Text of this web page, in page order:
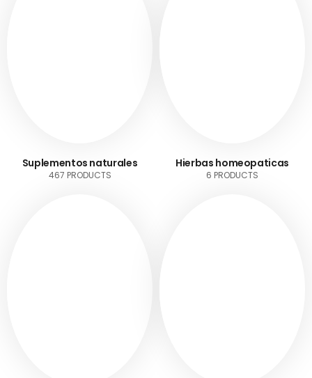
Suplementos naturales
467 PRODUCTS
Hierbas homeopaticas
6 PRODUCTS